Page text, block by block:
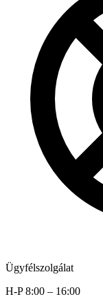
Ügyfélszolgálat
H-P 8:00 – 16:00